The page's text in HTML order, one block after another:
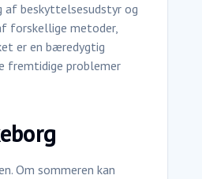
af beskyttelsesudstyr og
forskellige metoder,
er en bæredygtig
fremtidige problemer
Om sommeren kan